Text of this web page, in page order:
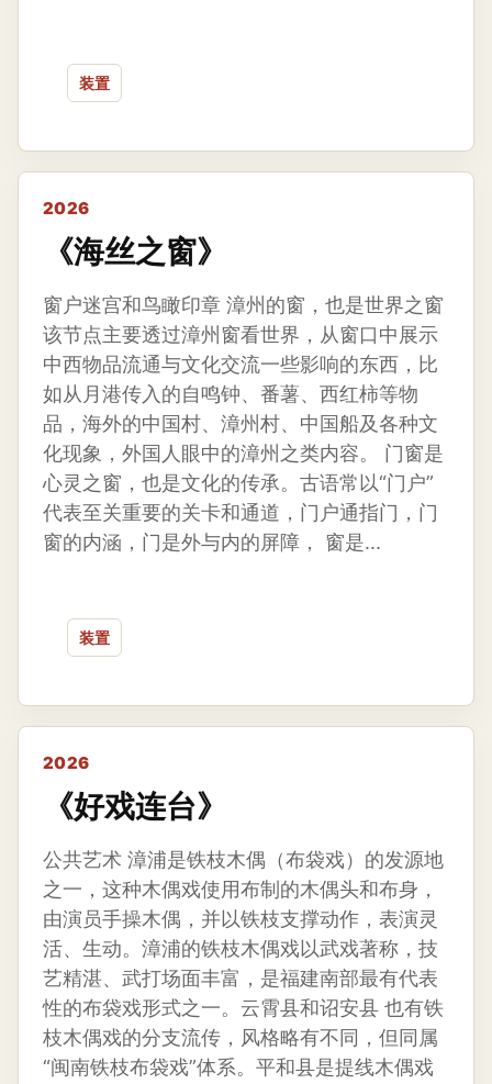
装置
2026
《海丝之窗》
窗户迷宫和鸟瞰印章 漳州的窗，也是世界之窗
该节点主要透过漳州窗看世界，从窗口中展示
中西物品流通与文化交流一些影响的东西，比
如从月港传入的自鸣钟、番薯、西红柿等物
品，海外的中国村、漳州村、中国船及各种文
化现象，外国人眼中的漳州之类内容。 门窗是
心灵之窗，也是文化的传承。古语常以“门户”
代表至关重要的关卡和通道，门户通指门，门
窗的内涵，门是外与内的屏障， 窗是...
装置
2026
《好戏连台》
公共艺术 漳浦是铁枝木偶（布袋戏）的发源地
之一，这种木偶戏使用布制的木偶头和布身，
由演员手操木偶，并以铁枝支撑动作，表演灵
活、生动。漳浦的铁枝木偶戏以武戏著称，技
艺精湛、武打场面丰富，是福建南部最有代表
性的布袋戏形式之一。云霄县和诏安县 也有铁
枝木偶戏的分支流传，风格略有不同，但同属
“闽南铁枝布袋戏”体系。平和县是提线木偶戏